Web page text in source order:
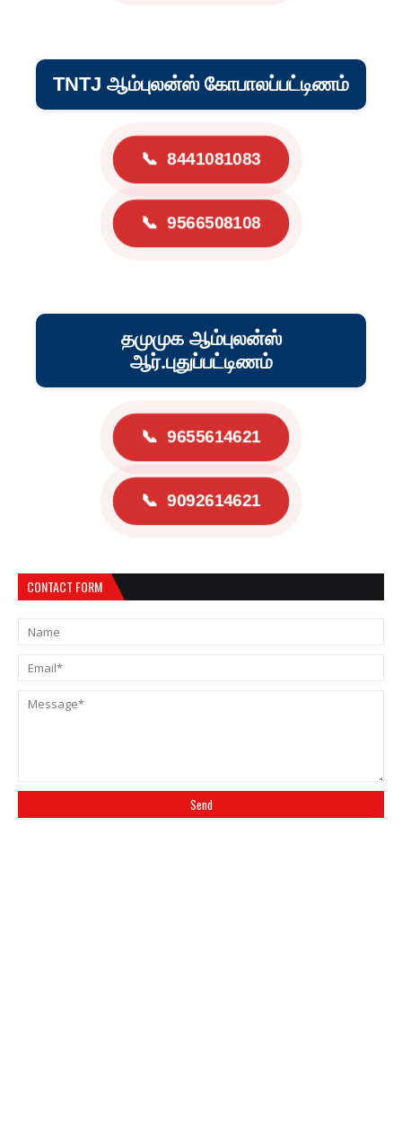
TNTJ ஆம்புலன்ஸ் கோபாலப்பட்டிணம்
📞 8441081083
📞 9566508108
தமுமுக ஆம்புலன்ஸ்
ஆர்.புதுப்பட்டிணம்
📞 9655614621
📞 9092614621
CONTACT FORM